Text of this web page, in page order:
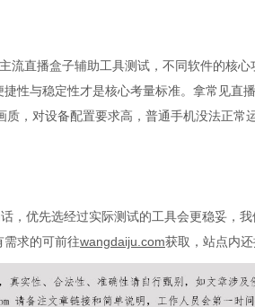
流直播盒子辅助工具测试，不同软件的核
捷性与稳定性才是核心考量标准。拿常见直
质，对设备配置要求高，普通手机没法正常
，优先选经过实际测试的工具会更稳妥， 我
需求的可前往wangdaiju.com获取 ，站点内